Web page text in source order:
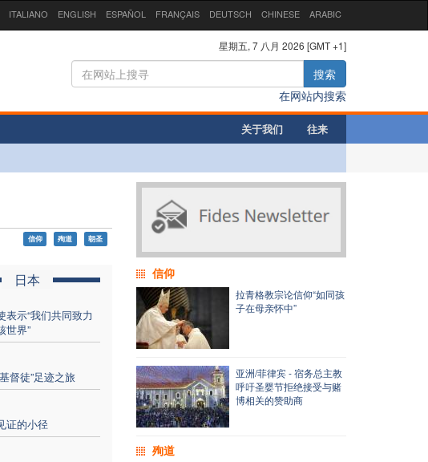
ITALIANO ENGLISH ESPAÑOL FRANÇAIS DEUTSCH CHINESE ARABIC
星期五, 7 八月 2026 [GMT +1]
搜索
在网站内搜索
关于我们 往来
信仰 殉道 朝圣
日本
表示“我们共同致力
世界”
督徒”足迹之旅
证的小径
信仰
拉青格教宗论信仰“如同孩
子在母亲怀中”
亚洲/菲律宾 - 宿务总主教
呼吁圣婴节拒绝接受与赌
博相关的赞助商
殉道